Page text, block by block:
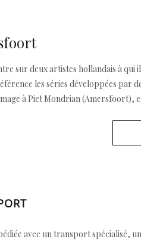
sur deux artistes hollandais à
les séries développées par
à Piet Mondrian (Amersfoort),
avec un transport spécialisé,